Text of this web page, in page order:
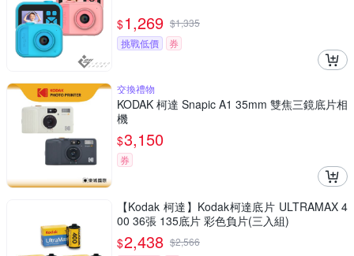
$1,269 $1,335
挑戰低價
券
交換禮物
KODAK 柯達 Snapic A1 35mm 雙焦三鏡底片相
機
$3,150
券
【Kodak 柯達】Kodak柯達底片 ULTRAMAX 4
00 36張 135底片 彩色負片(三入組)
$2,438 $2,566